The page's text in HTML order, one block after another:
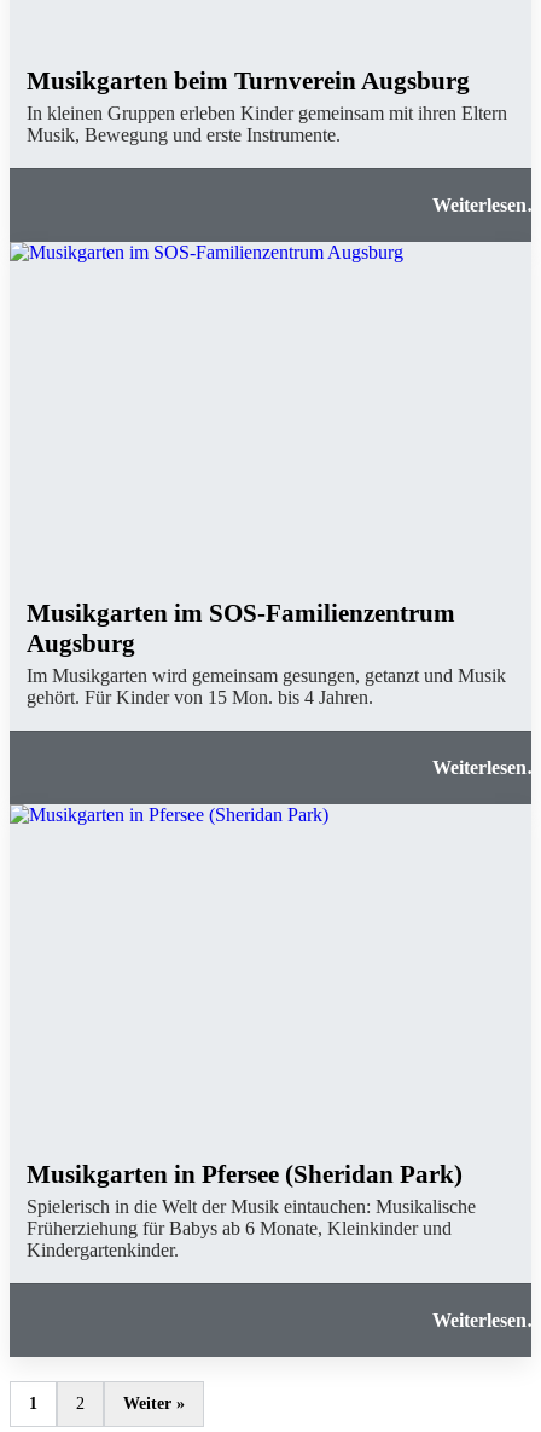
Musikgarten beim Turnverein Augsburg
In kleinen Gruppen erleben Kinder gemeinsam mit ihren Eltern
Musik, Bewegung und erste Instrumente.
Musikgarten im SOS-Familienzentrum
Augsburg
Im Musikgarten wird gemeinsam gesungen, getanzt und Musik
gehört. Für Kinder von 15 Mon. bis 4 Jahren.
Musikgarten in Pfersee (Sheridan Park)
Spielerisch in die Welt der Musik eintauchen: Musikalische
Früherziehung für Babys ab 6 Monate, Kleinkinder und
Kindergartenkinder.
1 2 Weiter »